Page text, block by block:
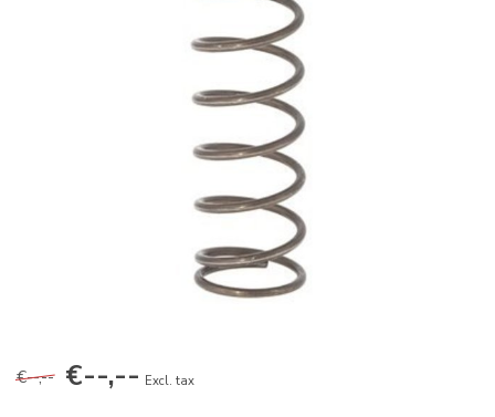
€--,-- €--,-- Excl. tax